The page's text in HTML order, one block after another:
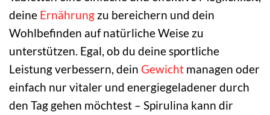
deine Ernährung zu bereichern und dein
Wohlbefinden auf natürliche Weise zu
unterstützen. Egal, ob du deine sportliche
Leistung verbessern, dein Gewicht managen oder
einfach nur vitaler und energiegeladener durch
den Tag gehen möchtest – Spirulina kann dir